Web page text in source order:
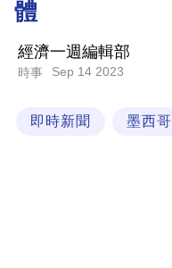
業
科
體
經濟一週編輯部
時事 Sep 14 2023
即時新聞 墨西哥